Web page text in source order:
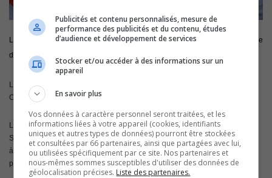
Les Marlins de Sorel-Tracy ont amorcé leur série quart de finale de la Ligue
de baseball senior de la Vallée des forts, avec une victoire de 11-1, hier soir.
Le lanceur gagnant est David Guimond, venu en relève de Marc-André
Champagne.
Le premier match de cette série 3 de 5 contre Varennes était présenté au
Stade René-Saint-Germain, où se tiendra aussi le match #3, lundi prochain,
à 20h et, si nécessaire, le cinquième match, le vendredi, 4 septembre
prochain.
Publicités et contenu personnalisés, mesure de
performance des publicités et du contenu, études
d’audience et développement de services
Stocker et/ou accéder à des informations sur un
appareil
En savoir plus
Vos données à caractère personnel seront traitées, et les
informations liées à votre appareil (cookies, identifiants
uniques et autres types de données) pourront être stockées
et consultées par 66 partenaires, ainsi que partagées avec lui,
ou utilisées spécifiquement par ce site. Nos partenaires et
nous-mêmes sommes susceptibles d'utiliser des données de
géolocalisation précises. Liste des partenaires.